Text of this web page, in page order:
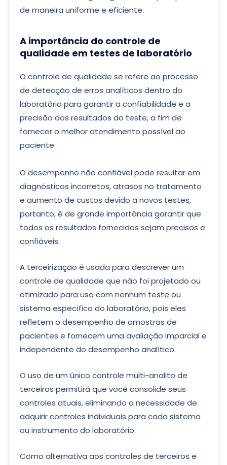
de maneira uniforme e eficiente.
A importância do controle de
qualidade em testes de laboratório
O controle de qualidade se refere ao processo
de detecção de erros analíticos dentro do
laboratório para garantir a confiabilidade e a
precisão dos resultados do teste, a fim de
fornecer o melhor atendimento possível ao
paciente.
O desempenho não confiável pode resultar em
diagnósticos incorretos, atrasos no tratamento
e aumento de custos devido a novos testes,
portanto, é de grande importância garantir que
todos os resultados fornecidos sejam precisos e
confiáveis.
A terceirização é usada para descrever um
controle de qualidade que não foi projetado ou
otimizado para uso com nenhum teste ou
sistema específico do laboratório, pois eles
refletem o desempenho de amostras de
pacientes e fornecem uma avaliação imparcial e
independente do desempenho analítico.
O uso de um único controle multi-analito de
terceiros permitirá que você consolide seus
controles atuais, eliminando a necessidade de
adquirir controles individuais para cada sistema
ou instrumento do laboratório.
Como alternativa aos controles de terceiros e